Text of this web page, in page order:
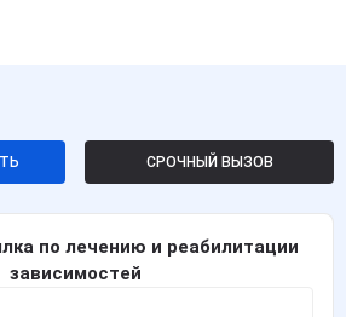
СРОЧНЫЙ ВЫЗОВ
по лечению и реабилитации
зависимостей